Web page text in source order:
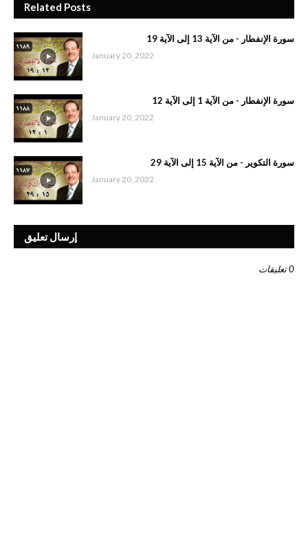
Related Posts
سورة الإنفطار - من الآية 13 إلى الآية 19
January 20, 2022
سورة الإنفطار - من الآية 1 إلى الآية 12
January 20, 2022
سورة التكوير - من الآية 15 إلى الآية 29
January 20, 2022
إرسال تعليق
0 تعليقات